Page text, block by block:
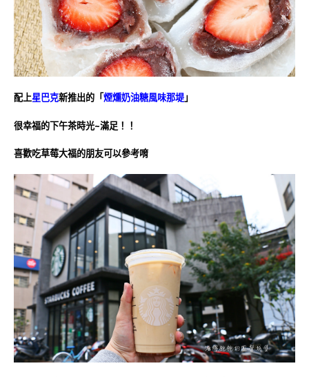
配上星巴克新推出的「煙燻奶油糖風味那堤」
很幸福的下午茶時光~滿足！！
喜歡吃草莓大福的朋友可以參考唷